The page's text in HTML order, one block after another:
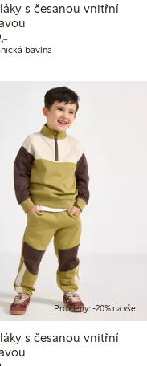
s česanou vnitřní
499,00 Kč
bavlna
Pro členy: -20% na vše
s česanou vnitřní